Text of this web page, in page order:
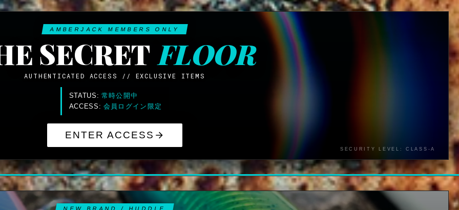
AMBERJACK MEMBERS ONLY
SECRET FLOOR
AUTHENTICATED ACCESS // EXCLUSIVE ITEMS
STATUS: 常時公開中
ACCESS: 会員ログイン限定
ENTER ACCESS
SECURITY LEVEL: CLASS-A
NEW BRAND / HUDDLE